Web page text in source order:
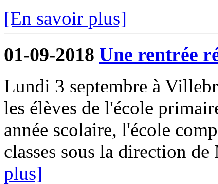
[En savoir plus]
01-09-2018 Une rentrée
Lundi 3 septembre à
les élèves de l'école
année scolaire, l'école
classes sous la direction
plus]